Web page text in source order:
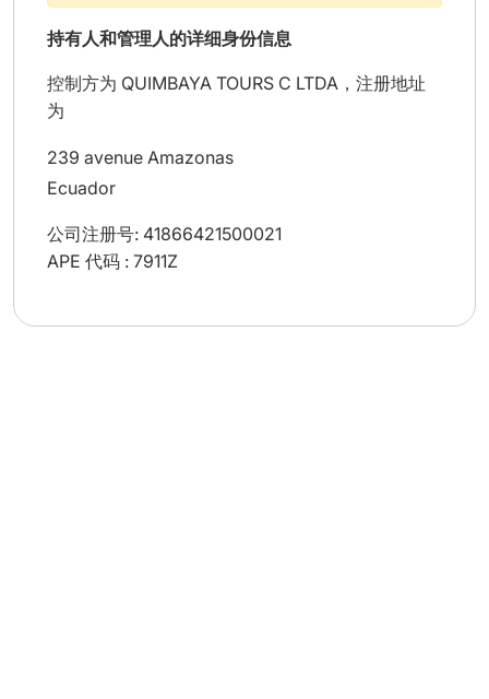
持有人和管理人的详细身份信息
控制方为 QUIMBAYA TOURS C LTDA，注册地址
为
239 avenue Amazonas
Ecuador
公司注册号: 41866421500021
APE 代码 : 7911Z